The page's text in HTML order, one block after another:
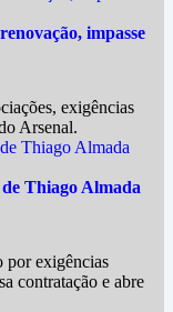
impasse
exigências
Arsenal.
Thiago Almada
por exigências
contratação e abre